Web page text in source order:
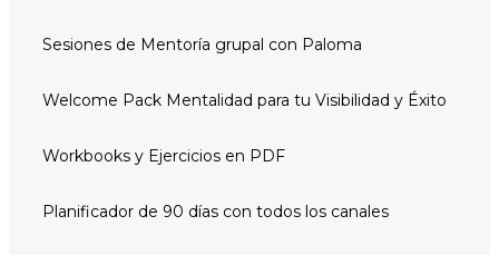
Sesiones de Mentoría grupal con Paloma
Welcome Pack Mentalidad para tu Visibilidad y Éxito
Workbooks y Ejercicios en PDF
Planificador de 90 días con todos los canales